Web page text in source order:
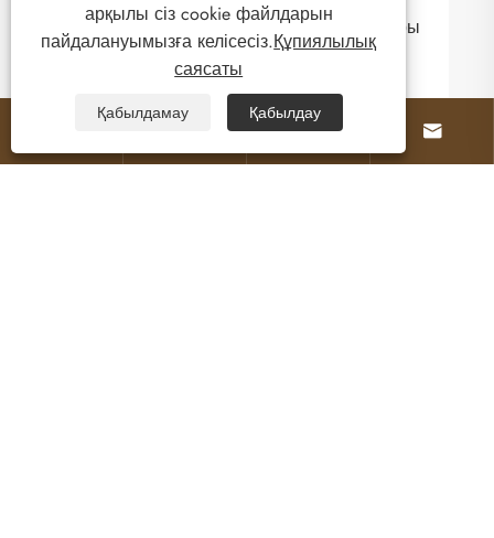
 
арқылы сіз cookie файлдарын
пайдалануымызға келісесіз.Құпиялылық
саясаты
Қабылдамау Қабылдау